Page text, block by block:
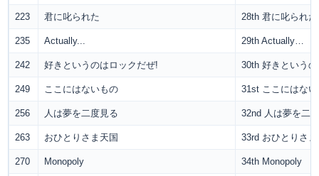
223 君に叱られた 28th 君に叱られた
235 Actually... 29th Actually…
242 好きというのはロックだぜ! 30th 好きという
249 ここにはないもの 31st ここにはな
256 人は夢を二度見る 32nd 人は夢を二
263 おひとりさま天国 33rd おひとりさ
270 Monopoly 34th Monopoly